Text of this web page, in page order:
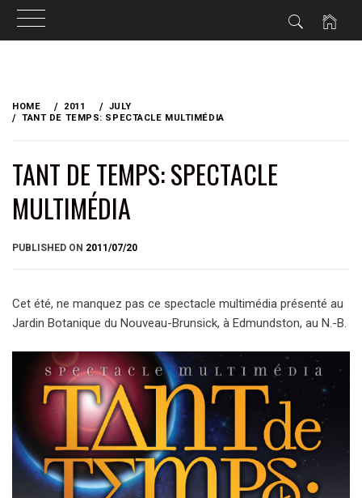
content
HOME 2011
JULY
TANT DE TEMPS: SPECTACLE MULTIMÉDIA
TANT DE TEMPS: SPECTACLE
MULTIMÉDIA
PUBLISHED ON 2011/07/20
Cet été, ne manquez pas ce spectacle multimédia présenté au
Jardin Botanique du Nouveau-Brunsick, à Edmundston, au N.-B.